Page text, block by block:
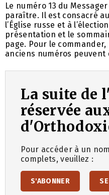
Le numéro 13 du
paraître. Il est consacré
l’Église russe et à
présentation et le
page. Pour le
anciens numéros
La suite de
réservée
Pour accéder à un
complets, veuillez :
S'ABONNER